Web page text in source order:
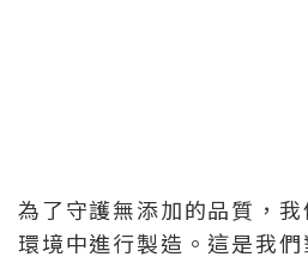
為了守護無添加的品質，
環境中進行製造。這是我們